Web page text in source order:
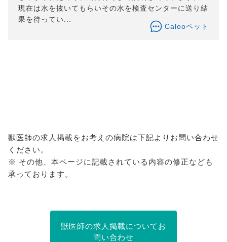
現在は水を抜いてもらいその水を検査センターに送り結
果を待ってい...
Calooペット
獣医師の求人掲載をお考えの病院は下記よりお問い合わせ
ください。
※ その他、本ページに記載されている内容の修正なども
承っております。
獣医師の求人掲載についてお
問い合わせ